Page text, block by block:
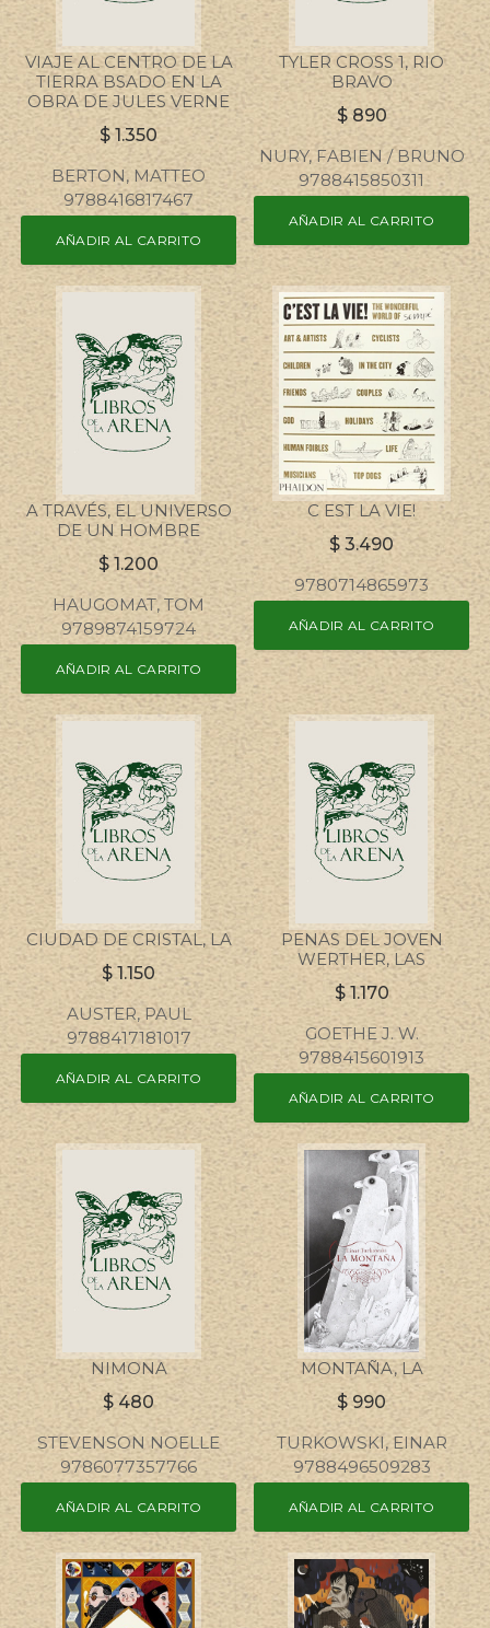
VIAJE AL CENTRO DE LA
TIERRA BSADO EN LA
OBRA DE JULES VERNE
$1.350
BERTON, MATTEO
9788416817467
AÑADIR AL CARRITO
TYLER CROSS 1, RIO
BRAVO
$890
NURY, FABIEN / BRUNO
9788415850311
AÑADIR AL CARRITO
A TRAVÉS, EL UNIVERSO
DE UN HOMBRE
$ 1.200
HAUGOMAT, TOM
9789874159724
AÑADIR AL CARRITO
C EST LA VIE!
$ 3.490
9780714865973
AÑADIR AL CARRITO
CIUDAD DE CRISTAL, LA
$ 1.150
AUSTER, PAUL
9788417181017
AÑADIR AL CARRITO
PENAS DEL JOVEN
WERTHER, LAS
$1.170
GOETHE J. W.
9788415601913
AÑADIR AL CARRITO
NIMONA
$ 480
STEVENSON NOELLE
9786077357766
AÑADIR AL CARRITO
MONTAÑA, LA
$ 990
TURKOWSKI, EINAR
9788496509283
AÑADIR AL CARRITO